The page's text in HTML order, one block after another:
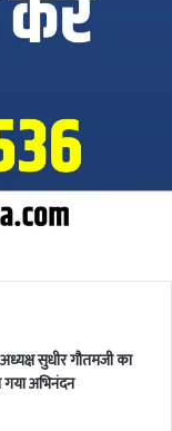
सुधीर गौतमजी का
गया अभिनंदन